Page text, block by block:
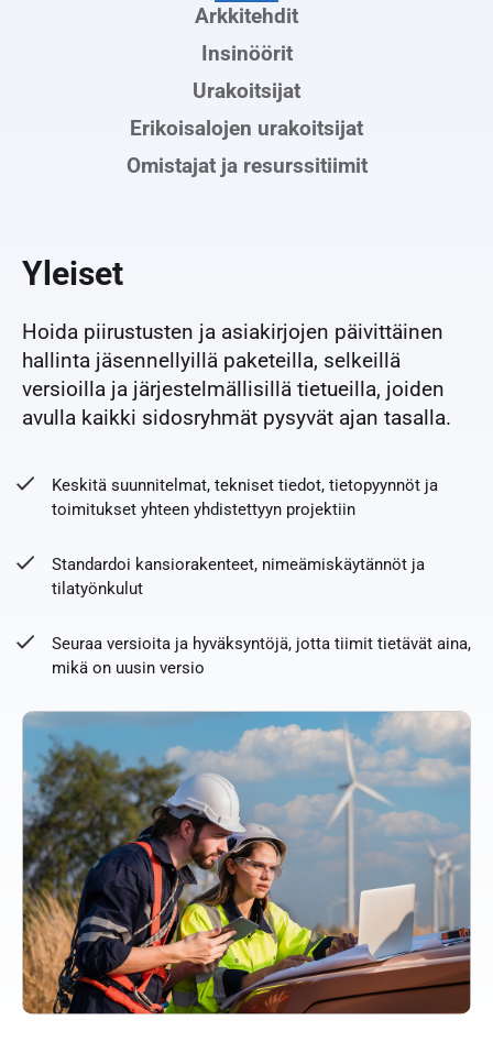
Arkkitehdit
Insinöörit
Urakoitsijat
Erikoisalojen urakoitsijat
Omistajat ja resurssitiimit
Yleiset
Hoida piirustusten ja asiakirjojen päivittäinen
hallinta jäsennellyillä paketeilla, selkeillä
versioilla ja järjestelmällisillä tietueilla, joiden
avulla kaikki sidosryhmät pysyvät ajan tasalla.
Keskitä suunnitelmat, tekniset tiedot, tietopyynnöt ja
toimitukset yhteen yhdistettyyn projektiin
Standardoi kansiorakenteet, nimeämiskäytännöt ja
tilatyönkulut
Seuraa versioita ja hyväksyntöjä, jotta tiimit tietävät aina,
mikä on uusin versio